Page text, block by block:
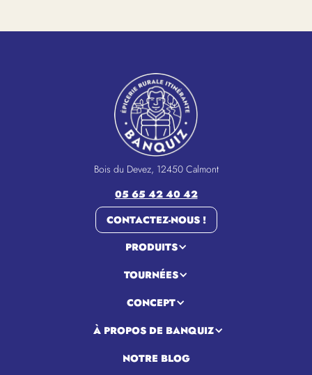
Bois du Devez, 12450 Calmont
05 65 42 40 42
CONTACTEZ-NOUS !
PRODUITS
TOURNÉES
CONCEPT
À PROPOS DE BANQUIZ
NOTRE BLOG